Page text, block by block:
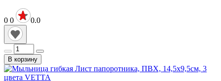
0 0 0.0
В корзину